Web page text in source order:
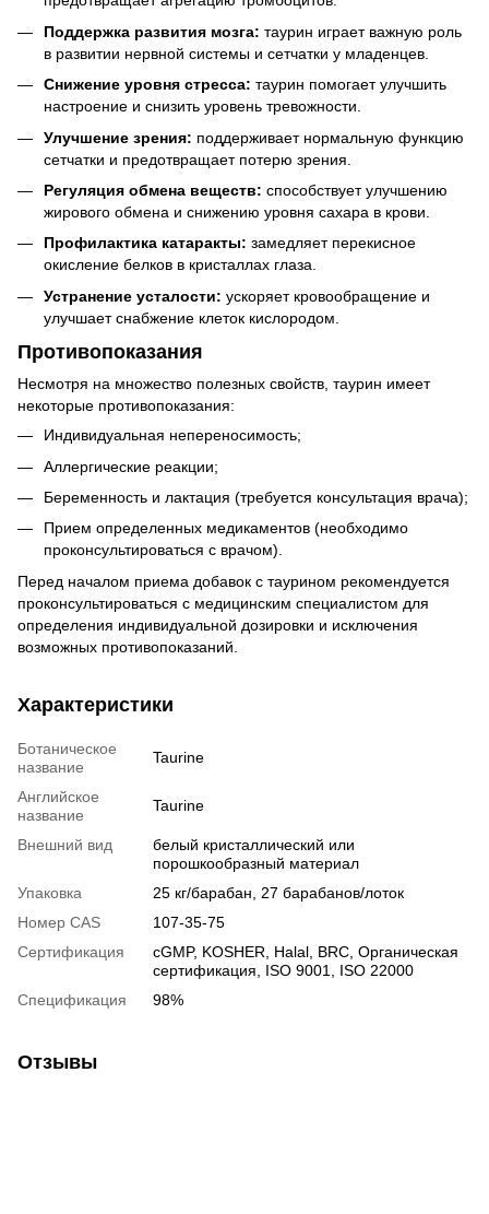
Поддержка развития мозга: таурин играет важную роль
в развитии нервной системы и сетчатки у младенцев.
Снижение уровня стресса: таурин помогает улучшить
настроение и снизить уровень тревожности.
Улучшение зрения: поддерживает нормальную функцию
сетчатки и предотвращает потерю зрения.
Регуляция обмена веществ: способствует улучшению
жирового обмена и снижению уровня сахара в крови.
Профилактика катаракты: замедляет перекисное
окисление белков в кристаллах глаза.
Устранение усталости: ускоряет кровообращение и
улучшает снабжение клеток кислородом.
Противопоказания
Несмотря на множество полезных свойств, таурин имеет
некоторые противопоказания:
Индивидуальная непереносимость;
Аллергические реакции;
Беременность и лактация (требуется консультация врача);
Прием определенных медикаментов (необходимо
проконсультироваться с врачом).
Перед началом приема добавок с таурином рекомендуется
проконсультироваться с медицинским специалистом для
определения индивидуальной дозировки и исключения
возможных противопоказаний.
Характеристики
Ботаническое
название
Taurine
Английское
название
Taurine
Внешний вид
белый кристаллический или
порошкообразный материал
Упаковка
25 кг/барабан, 27 барабанов/лоток
Номер CAS
107-35-75
Сертификация
cGMP, KOSHER, Halal, BRC, Органическая
сертификация, ISO 9001, ISO 22000
Спецификация
98%
Отзывы